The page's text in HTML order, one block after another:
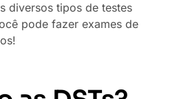
diversos tipos de testes
pode fazer exames de